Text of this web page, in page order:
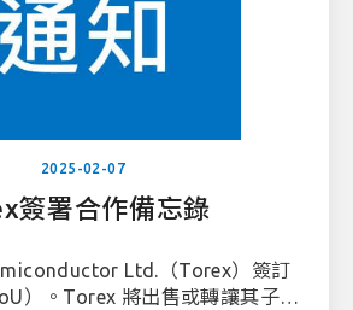
2025-02-07
簽署合作備忘錄
Ltd.（Torex）簽訂
）。Torex 將出售或轉讓其子公